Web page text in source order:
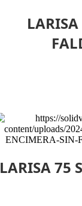
LARISA 75